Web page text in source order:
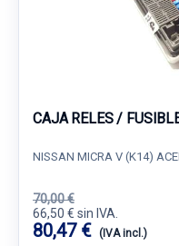
CAJA RELES /
NISSAN MICRA V (K14)
70,00 €
66,50 € sin IVA.
80,47 € (IVA incl.)